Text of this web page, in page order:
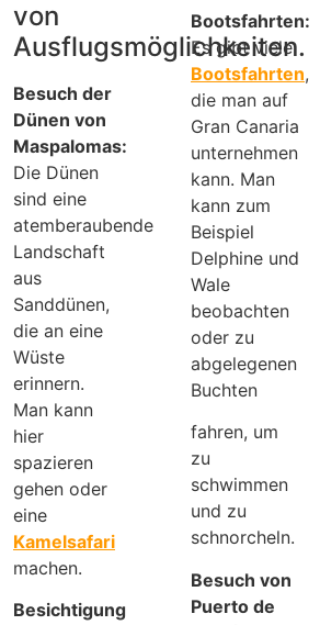
von
Ausflugsmöglichkeiten.
Besuch der
Dünen von
Maspalomas:
Die Dünen
sind eine
atemberaubende
Landschaft
aus
Sanddünen,
die an eine
Wüste
erinnern.
Man kann
hier
spazieren
gehen oder
eine
Kamelsafari
machen.
Besichtigung
Bootsfahrten:
Es gibt viele
Bootsfahrten,
die man auf
Gran Canaria
unternehmen
kann. Man
kann zum
Beispiel
Delphine und
Wale
beobachten
oder zu
abgelegenen
Buchten
fahren, um
zu
schwimmen
und zu
schnorcheln.
Besuch von
Puerto de